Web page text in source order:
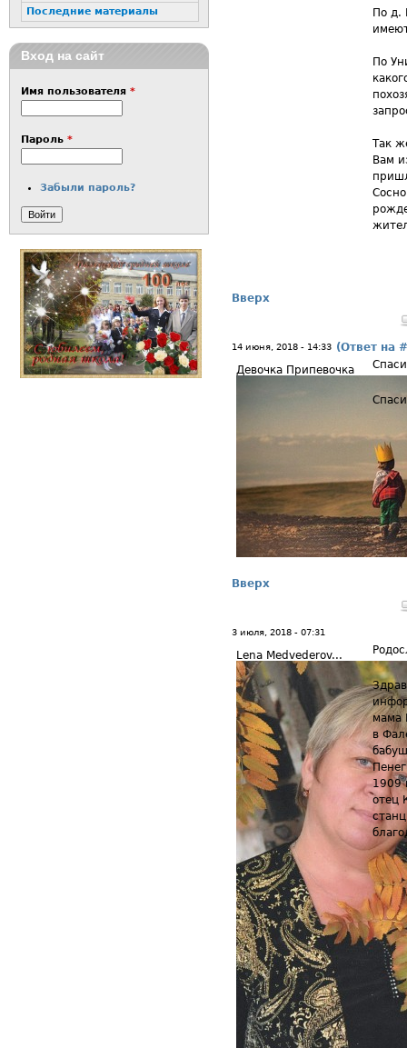
По д.
По
Так
Вам
Вверх
14 июня, 2018 - 14:33 (Ответ на
Девочка Припевочка
Вверх
3 июля, 2018 - 07:31
Lena Medvederov...
мама
в
1909
отец
Последние материалы
Вход на сайт
Имя пользователя *
Пароль *
Забыли пароль?